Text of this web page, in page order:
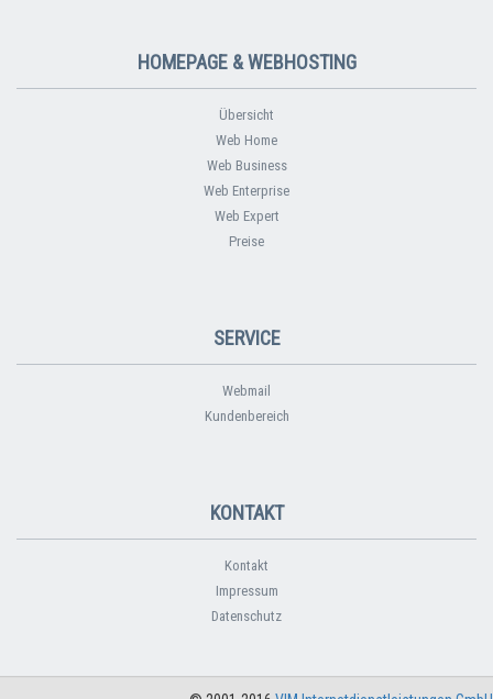
HOMEPAGE & WEBHOSTING
Übersicht
Web Home
Web Business
Web Enterprise
Web Expert
Preise
SERVICE
Webmail
Kundenbereich
KONTAKT
Kontakt
Impressum
Datenschutz